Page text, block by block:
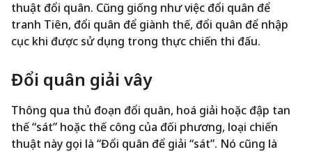
thuật đổi quân. Cũng giống như việc đổi quân để
tranh Tiên, đổi quân để giành thế, đổi quân để nhập
cục khi được sử dụng trong thực chiến thi đấu.
Đổi quân giải vây
Thông qua thủ đoạn đổi quân, hoá giải hoặc đập tan
thế “sát” hoặc thế công của đối phương, loại chiến
thuật này gọi là “Đổi quân để giải “sát”. Nó cũng là